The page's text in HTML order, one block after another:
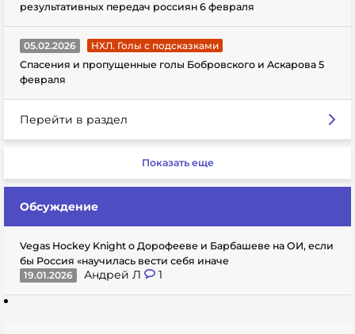
результативных передач россиян 6 февраля
05.02.2026
НХЛ. Голы с подсказками
Спасения и пропущенные голы Бобровского и Аскарова 5
февраля
Перейти в раздел
Показать еще
Обсуждение
Vegas Hockey Knight о Дорофееве и Барбашеве на ОИ, если
бы Россия «научилась вести себя иначе
19.01.2026
Андрей Л 1